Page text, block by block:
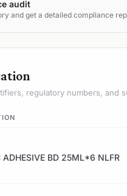
audit
and get a detailed compliance
regulatory numbers, and
ADHESIVE BD 25ML*6 NLFR